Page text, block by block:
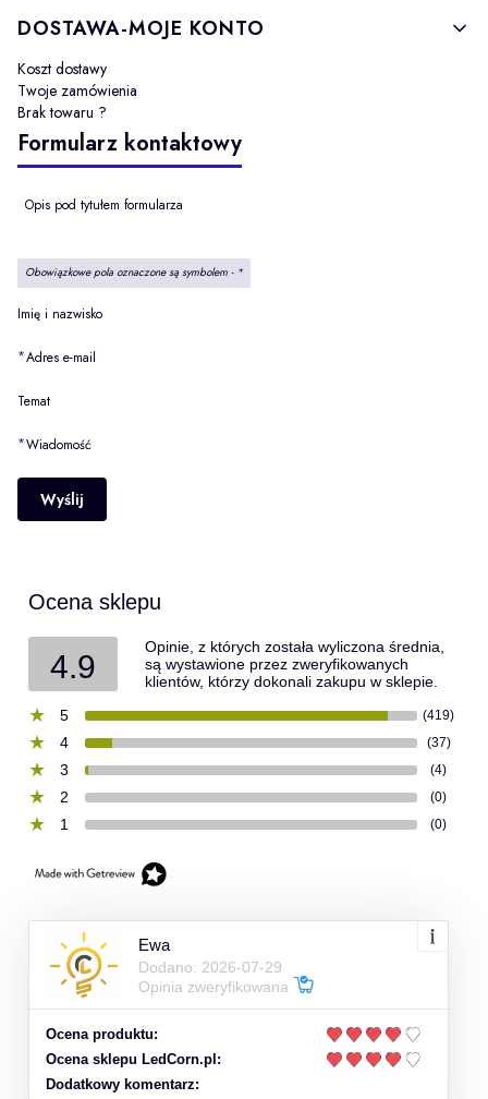
DOSTAWA-MOJE KONTO
Koszt dostawy
Twoje zamówienia
Brak towaru ?
Formularz kontaktowy
Opis pod tytułem formularza
Obowiązkowe pola oznaczone są symbolem - *
Imię i nazwisko
*Adres e-mail
Temat
*Wiadomość
Wyślij
Ocena sklepu
4.9
Opinie, z których została wyliczona średnia,
są wystawione przez zweryfikowanych
klientów, którzy dokonali zakupu w sklepie.
5
(419)
4 (37)
3 (4)
2 (0)
1 (0)
Ewa
Dodano: 2026-07-29
Opinia zweryfikowana
Ocena produktu:
Ocena sklepu LedCorn.pl:
Dodatkowy komentarz: